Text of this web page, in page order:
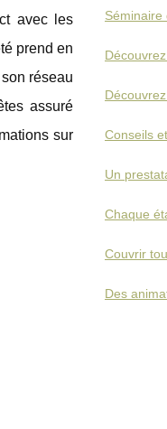
avec les
prend en
réseau
assuré
sur
Séminaire
Découvrez
Conseils
Un
Chaque
Couvrir
Des